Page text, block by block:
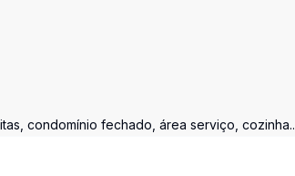
condomínio fechado, área serviço, cozinha..